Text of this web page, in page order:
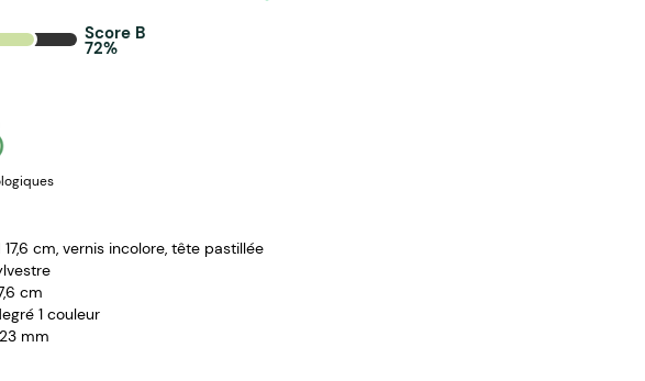
Score B
72%
cm, vernis incolore, tête pastillée
cm
1 couleur
mm